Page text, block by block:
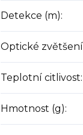
Detekce (m):
Optické zvětšení
Teplotní citlivost:
Hmotnost (g):